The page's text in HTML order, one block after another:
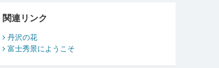
関連リンク
丹沢の花
富士秀景にようこそ